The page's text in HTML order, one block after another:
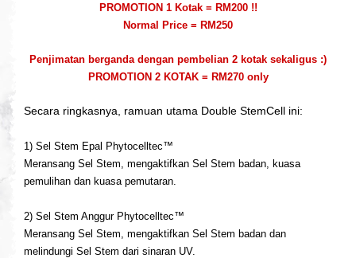
PROMOTION 1 Kotak = RM200 !!
Normal Price = RM250
Penjimatan berganda dengan pembelian 2 kotak sekaligus :)
PROMOTION 2 KOTAK = RM270 only
Secara ringkasnya, ramuan utama Double StemCell ini:
1) Sel Stem Epal Phytocelltec™
Meransang Sel Stem, mengaktifkan Sel Stem badan, kuasa
pemulihan dan kuasa pemutaran.
2) Sel Stem Anggur Phytocelltec™
Meransang Sel Stem, mengaktifkan Sel Stem badan dan
melindungi Sel Stem dari sinaran UV.